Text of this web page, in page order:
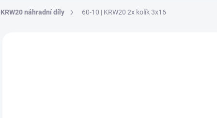
KRW20 náhradní díly 60-10 | KRW20 2x kolík 3x16